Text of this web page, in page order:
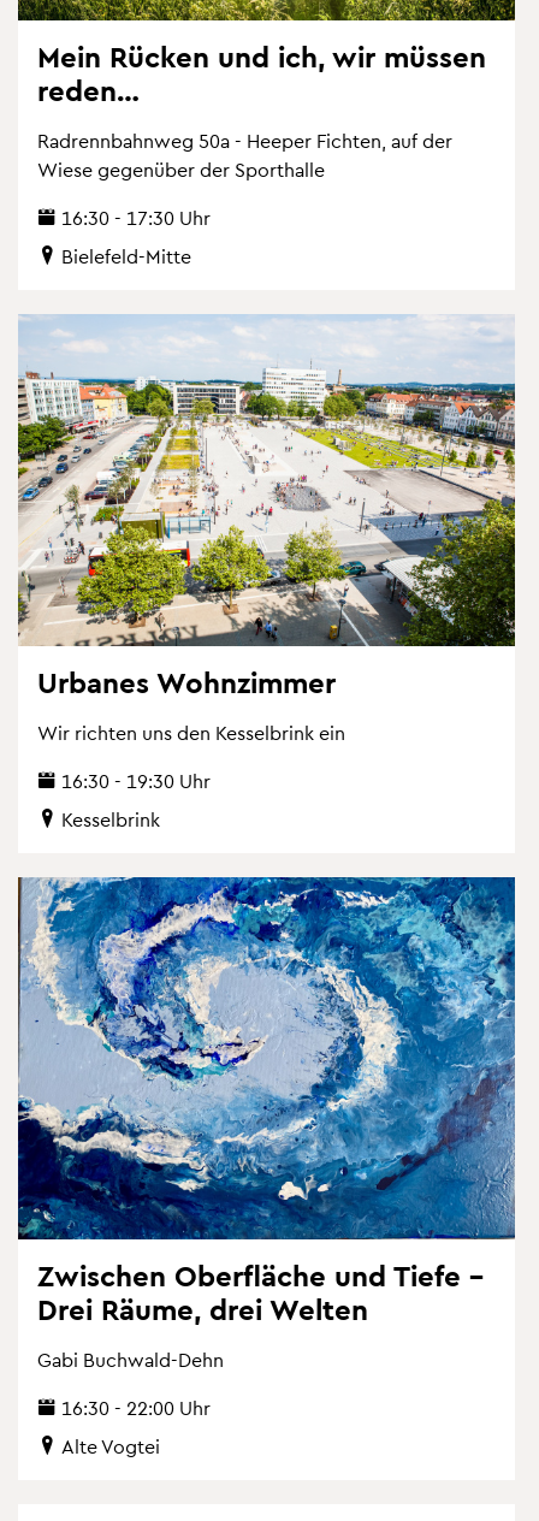
Mein Rü­cken und ich, wir müs­sen
reden…
Rad­renn­bahn­weg 50a - Hee­per Fich­ten, auf der
Wiese ge­gen­über der Sport­hal­le
16:30 - 17:30 Uhr
Bie­le­feld-Mitte
Ur­ba­nes Wohn­zim­mer
Wir rich­ten uns den Kes­sel­brink ein
16:30 - 19:30 Uhr
Kes­sel­brink
Zwi­schen Ober­flä­che und Tiefe –
Drei Räume, drei Wel­ten
Gabi Buch­wald-Dehn
16:30 - 22:00 Uhr
Alte Vog­tei